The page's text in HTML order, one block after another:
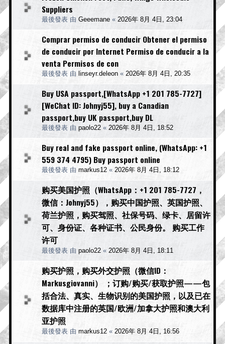
Suppliers
最後發表 由 Geeemane « 2026年 8月 4日, 23:04
Comprar permiso de conducir Obtener el permiso
de conducir por Internet Permiso de conducir a la
venta Permisos de con
最後發表 由 linseyr.deleon « 2026年 8月 4日, 20:35
Buy USA passport,[WhatsApp +1 201 785-7727]
[WeChat ID: Johnyj55], buy a Canadian
passport,buy UK passport,buy DL
最後發表 由 paolo22 « 2026年 8月 4日, 18:52
Buy real and fake passport online, (WhatsApp: +1
559 374 4795) Buy passport online
最後發表 由 markus12 « 2026年 8月 4日, 18:12
购买美国护照（WhatsApp：+1 201 785-7727，
微信：Johnyj55），购买中国护照、英国护照、
荷兰护照，购买驾照、社保号码、绿卡、居留许
可、身份证、各种证书、公民身份。 购买工作
许可
最後發表 由 paolo22 « 2026年 8月 4日, 18:11
购买护照，购买外交护照（微信ID：
Markusgiovanni） ；订购/购买/获取护照——包
括合法、真实、生物识别的美国护照，以及已在
数据库中注册的英国/欧洲/加拿大护照和澳大利
亚护照
最後發表 由 markus12 « 2026年 8月 4日, 16:56